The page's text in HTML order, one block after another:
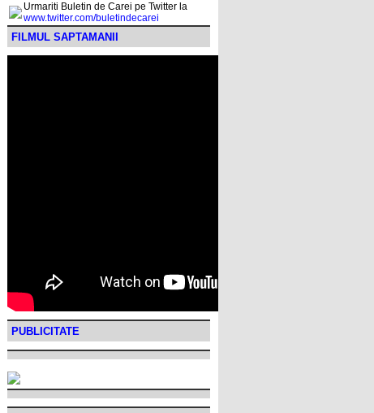
Urmariti Buletin de Carei pe Twitter la
www.twitter.com/buletindecarei
FILMUL SAPTAMANII
PUBLICITATE